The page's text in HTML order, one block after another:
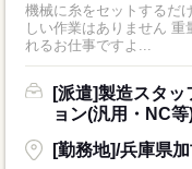
機械に糸をセットするだ
しい作業はありません
れるお仕事ですよ...
[派遣]製造スタ
ョン(汎用・NC
[勤務地]/兵庫県